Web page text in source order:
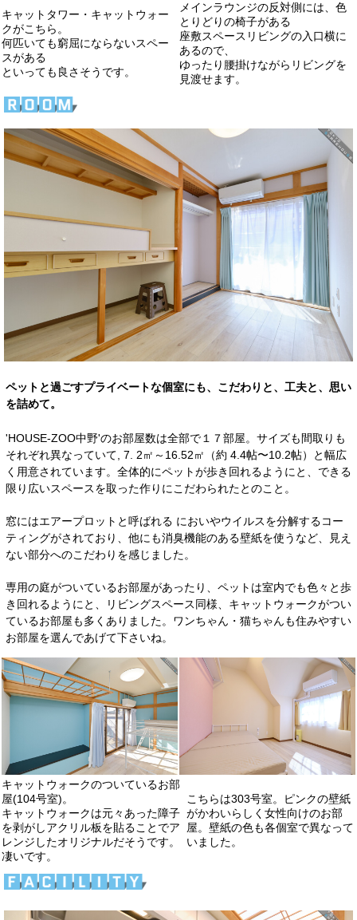
キャットタワー・キャットウォー
クがこちら。
何匹いても窮屈にならないスペー
スがある
といっても良さそうです。
メインラウンジの反対側には、色
とりどりの椅子がある
座敷スペースリビングの入口横に
あるので、
ゆったり腰掛けながらリビングを
見渡せます。
ペットと過ごすプライベートな個室にも、こだわりと、工夫と、思い
を詰めて。
'HOUSE-ZOO中野'のお部屋数は全部で１７部屋。サイズも間取りも
それぞれ異なっていて, 7. 2㎡～16.52㎡（約 4.4帖〜10.2帖）と幅広
く用意されています。全体的にペットが歩き回れるようにと、できる
限り広いスペースを取った作りにこだわられたとのこと。
窓にはエアープロットと呼ばれる においやウイルスを分解するコー
ティングがされており、他にも消臭機能のある壁紙を使うなど、見え
ない部分へのこだわりを感じました。
専用の庭がついているお部屋があったり、ペットは室内でも色々と歩
き回れるようにと、リビングスペース同様、キャットウォークがつい
ているお部屋も多くありました。ワンちゃん・猫ちゃんも住みやすい
お部屋を選んであげて下さいね。
キャットウォークのついているお部
屋(104号室)。
キャットウォークは元々あった障子
を剥がしアクリル板を貼ることでア
レンジしたオリジナルだそうです。
凄いです。
こちらは303号室。ピンクの壁紙
がかわいらしく女性向けのお部
屋。壁紙の色も各個室で異なって
いました。